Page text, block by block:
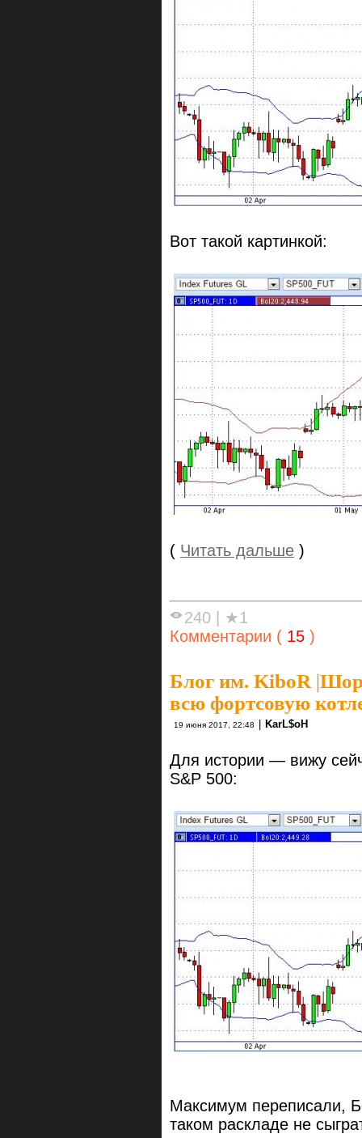
Вот такой картинкой:
( Читать дальше )
240
★1
Комментарии ( 15 )
Блог им. KiboR |
всю фортсовую
19 июня 2017, 22:48 KarL$oH
Для истории — вижу
S&P 500:
Максимум переписали,
таком раскладе не